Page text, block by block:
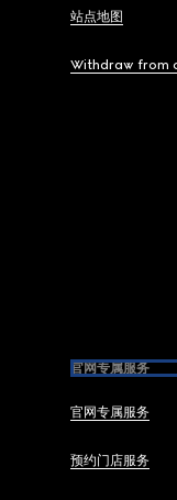
站点地图
Withdraw from
官网专属服务
官网专属服务
预约门店服务